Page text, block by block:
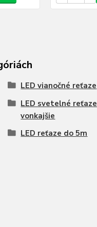
LED vianočné reťaze
LED svetelné reťaze
vonkajšie
LED reťaze do 5m